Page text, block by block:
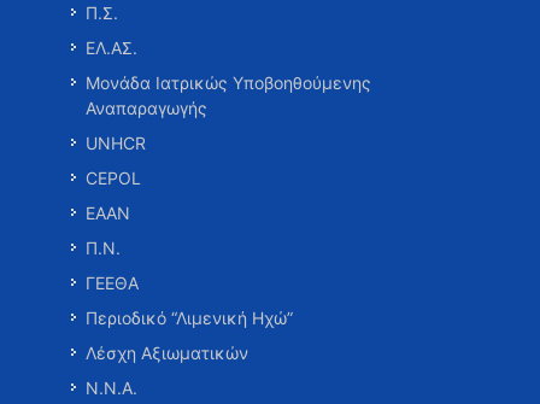
Π.Σ.
ΕΛ.ΑΣ.
Μονάδα Ιατρικώς Υποβοηθούμενης
Αναπαραγωγής
UNHCR
CEPOL
ΕΑΑΝ
Π.Ν.
ΓΕΕΘΑ
Περιοδικό “Λιμενική Ηχώ”
Λέσχη Αξιωματικών
Ν.Ν.Α.